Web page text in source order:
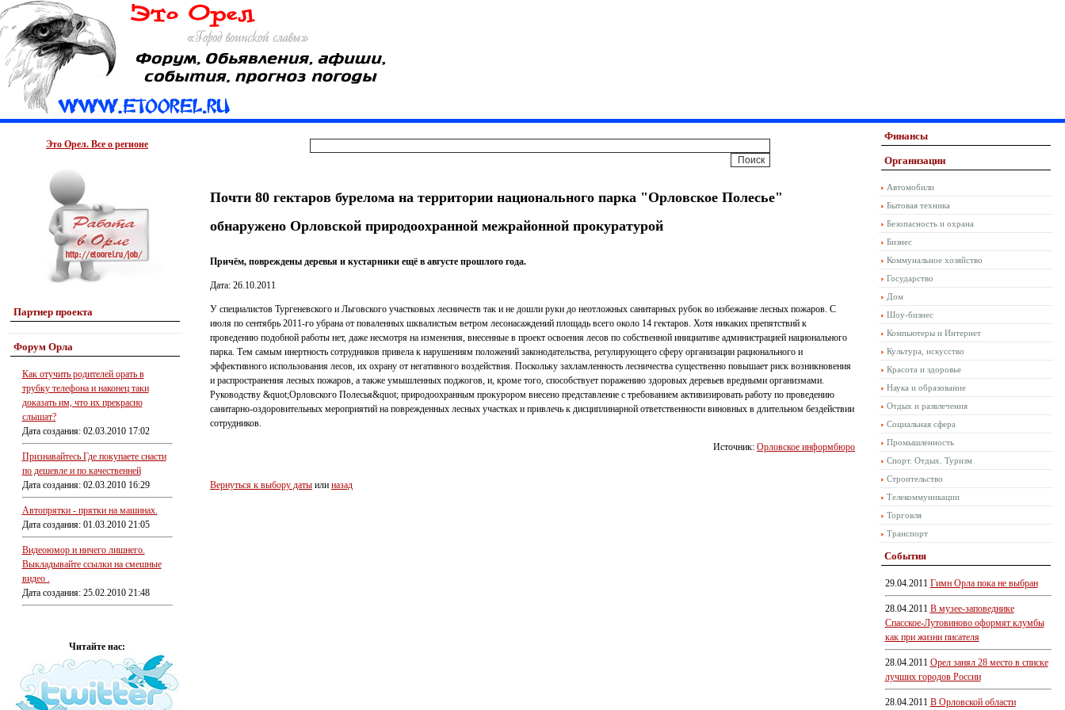
Это Орел. Все о регионе
Партнер проекта
Форум Орла
Как отучить родителей орать в
трубку телефона и наконец таки
доказать им, что их прекрасно
слышат?
Дата создания: 02.03.2010 17:02
Признавайтесь Где покупаете снасти
по дешевле и по качественней
Дата создания: 02.03.2010 16:29
Автопрятки - прятки на машинах.
Дата создания: 01.03.2010 21:05
Видеоюмор и ничего лишнего.
Выкладывайте ссылки на смешные
видео .
Дата создания: 25.02.2010 21:48
Читайте нас:
Почти 80 гектаров бурелома на территории национального парка "Орловское Полесье"
обнаружено Орловской природоохранной межрайонной прокуратурой
Причём, повреждены деревья и кустарники ещё в августе прошлого года.
Дата: 26.10.2011
У специалистов Тургеневского и Льговского участковых лесничеств так и не дошли руки до неотложных санитарных рубок во избежание лесных пожаров. С
июля по сентябрь 2011-го убрана от поваленных шквалистым ветром лесонасаждений площадь всего около 14 гектаров. Хотя никаких препятствий к
проведению подобной работы нет, даже несмотря на изменения, внесенные в проект освоения лесов по собственной инициативе администрацией национального
парка. Тем самым инертность сотрудников привела к нарушениям положений законодательства, регулирующего сферу организации рационального и
эффективного использования лесов, их охрану от негативного воздействия. Поскольку захламленность лесничества существенно повышает риск возникновения
и распространения лесных пожаров, а также умышленных поджогов, и, кроме того, способствует поражению здоровых деревьев вредными организмами.
Руководству &quot;Орловского Полесья&quot; природоохранным прокурором внесено представление с требованием активизировать работу по проведению
санитарно-оздоровительных мероприятий на поврежденных лесных участках и привлечь к дисциплинарной ответственности виновных в длительном бездействии
сотрудников.
Источник: Орловское информбюро
Вернуться к выбору даты или назад
Финансы
Организации
Автомобили
Бытовая техника
Безопасность и охрана
Бизнес
Коммунальное хозяйство
Государство
Дом
Шоу-бизнес
Компьютеры и Интернет
Культура, искусство
Красота и здоровье
Наука и образование
Отдых и развлечения
Социальная сфера
Промышленность
Спорт. Отдых. Туризм
Строительство
Телекоммуникации
Торговля
Транспорт
События
29.04.2011 Гимн Орла пока не выбран
28.04.2011 В музее-заповеднике
Спасское-Лутовиново оформят клумбы
как при жизни писателя
28.04.2011 Орел занял 28 место в списке
лучших городов России
28.04.2011 В Орловской области